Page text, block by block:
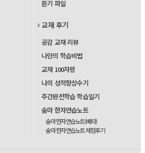
듣기 파일
교재 후기
공감 교재 리뷰
나만의 학습비법
교재 100자평
나의 성적향상수기
주간완전학습 학습일기
숨마 한자연습노트
숨마 한자연습노트(베타)
숨마 한자연습노트 체험후기